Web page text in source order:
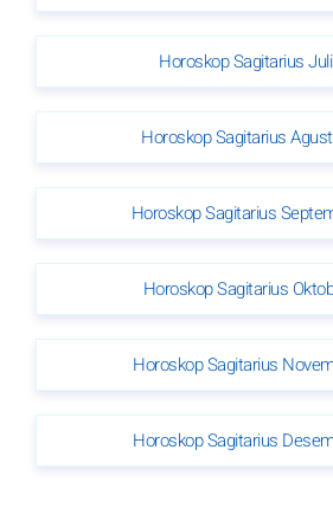
Horoskop Sagitarius
Horoskop Sagitarius
Horoskop Sagitarius
Horoskop Sagitarius
Horoskop Sagitarius
Horoskop Sagitarius